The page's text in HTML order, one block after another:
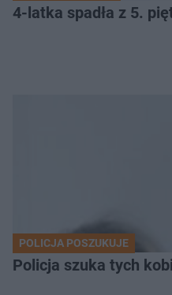
4-latka spadła z 5.
POLICJA POSZUKUJE
Policja szuka tych